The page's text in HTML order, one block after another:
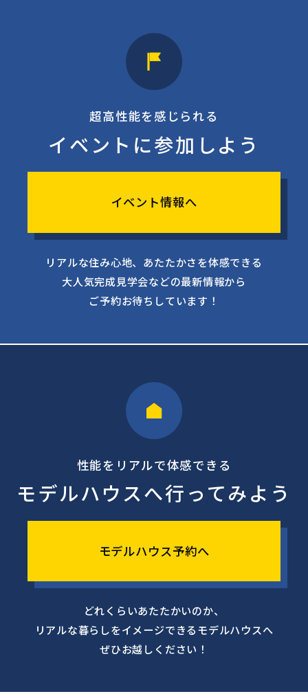
超高性能を感じられる
イベントに参加しよう
イベント情報へ
リアルな住み心地、あたたかさを体感できる
大人気完成見学会などの最新情報から
ご予約お待ちしています！
性能をリアルで体感できる
モデルハウスへ行ってみよう
モデルハウス予約へ
どれくらいあたたかいのか、
リアルな暮らしをイメージできるモデルハウスへ
ぜひお越しください！